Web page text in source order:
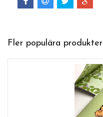
Fler populära produkter